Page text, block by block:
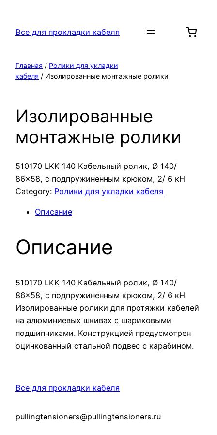
содержимому
Все для прокладки кабеля
Главная / Ролики для укладки
кабеля / Изолированные монтажные ролики
Изолированные
монтажные ролики
510170 LKK 140 Кабельный ролик, Ø 140/
86×58, с подпружиненным крюком, 2/ 6 кН
Category: Ролики для укладки кабеля
Описание
Описание
510170 LKK 140 Кабельный ролик, Ø 140/
86×58, с подпружиненным крюком, 2/ 6 кН
Изолированные ролики для протяжки кабелей
на алюминиевых шкивах с шариковыми
подшипниками. Конструкцией предусмотрен
оцинкованный стальной подвес с карабином.
Все для прокладки кабеля
pullingtensioners@pullingtensioners.ru